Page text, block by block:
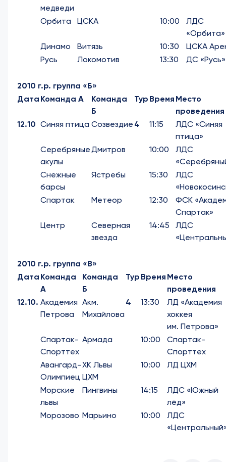
медведи
Орбита ЦСКА 10:00
ЛДС
«Орбита»
Динамо
Витязь 10:30
ЦСКА
Русь
Локомотив 13:30 ДС «Русь»
2010 г.р. группа «Б»
Дата Команда А
Команда
Б
Тур Время Место
проведения
12.10 Синяя птица Созвездие 4 11:15
ЛДС «Синяя
птица»
Серебряные
акулы
Дмитров 10:00
ЛДС
Снежные
барсы
Ястребы 15:30
ЛДС
Спартак
Метеор 12:30
ФСК
Спартак»
Центр
Северная
звезда
14:45
ЛДС
2010 г.р. группа «В»
Дата Команда
А
Команда
Б
Тур Время Место
проведения
12.10. Академия
Петрова
Акм.
Михайлова
4 13:30
ЛД «Академия
хоккея
им. Петрова»
Спартак-
Спорттех
Армада 10:00
Спартак-
Спорттех
Авангард-
Олимпиец
ХК Львы
ЦХМ
10:00 ЛД ЦХМ
Морские
львы
Пингвины 14:15
ЛДС «Южный
лёд»
Морозово Марьино 10:00
ЛДС